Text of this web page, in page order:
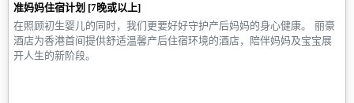
准妈妈住宿计划 [7晚或以上]
在照顾初生婴儿的同时，我们更要好好守护产后妈妈的身心健康。 丽豪
酒店为香港首间提供舒适温馨产后住宿环境的酒店，陪伴妈妈及宝宝展
开人生的新阶段。